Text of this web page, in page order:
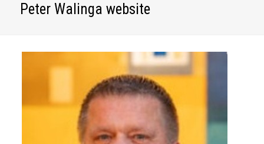
Peter Walinga website